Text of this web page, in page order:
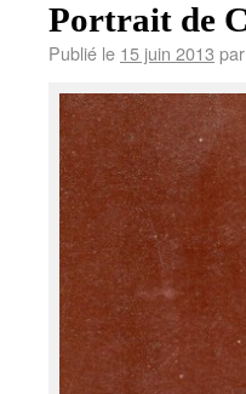
Portrait de
Publié le 15 juin 2013 par